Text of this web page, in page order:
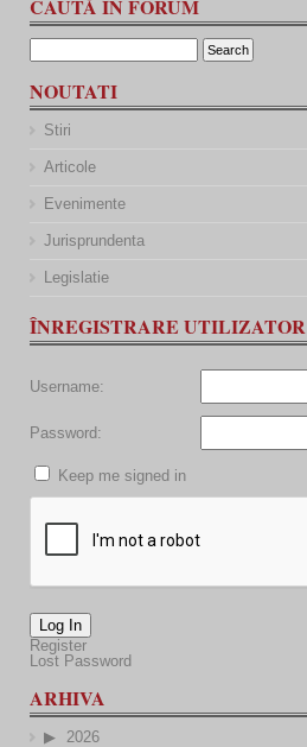
CAUTĂ ÎN FORUM
NOUTATI
Stiri
Articole
Evenimente
Jurisprundenta
Legislatie
ÎNREGISTRARE UTILIZATOR
Username:
Password:
Keep me signed in
Log In
Register
Lost Password
ARHIVA
2026